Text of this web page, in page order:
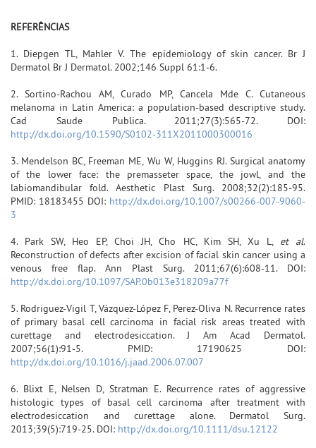
REFERÊNCIAS
1. Diepgen TL, Mahler V. The epidemiology of skin cancer. Br J
Dermatol Br J Dermatol. 2002;146 Suppl 61:1-6.
2. Sortino-Rachou AM, Curado MP, Cancela Mde C. Cutaneous
melanoma in Latin America: a population-based descriptive study.
Cad Saude Publica. 2011;27(3):565-72. DOI:
http://dx.doi.org/10.1590/S0102-311X2011000300016
3. Mendelson BC, Freeman ME, Wu W, Huggins RJ. Surgical anatomy
of the lower face: the premasseter space, the jowl, and the
labiomandibular fold. Aesthetic Plast Surg. 2008;32(2):185-95.
PMID: 18183455 DOI: http://dx.doi.org/10.1007/s00266-007-9060-
3
4. Park SW, Heo EP, Choi JH, Cho HC, Kim SH, Xu L, et al.
Reconstruction of defects after excision of facial skin cancer using a
venous free flap. Ann Plast Surg. 2011;67(6):608-11. DOI:
http://dx.doi.org/10.1097/SAP.0b013e318209a77f
5. Rodriguez-Vigil T, Vázquez-López F, Perez-Oliva N. Recurrence rates
of primary basal cell carcinoma in facial risk areas treated with
curettage and electrodesiccation. J Am Acad Dermatol.
2007;56(1):91-5. PMID: 17190625 DOI:
http://dx.doi.org/10.1016/j.jaad.2006.07.007
6. Blixt E, Nelsen D, Stratman E. Recurrence rates of aggressive
histologic types of basal cell carcinoma after treatment with
electrodesiccation and curettage alone. Dermatol Surg.
2013;39(5):719-25. DOI: http://dx.doi.org/10.1111/dsu.12122